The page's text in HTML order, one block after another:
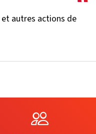
autres actions de